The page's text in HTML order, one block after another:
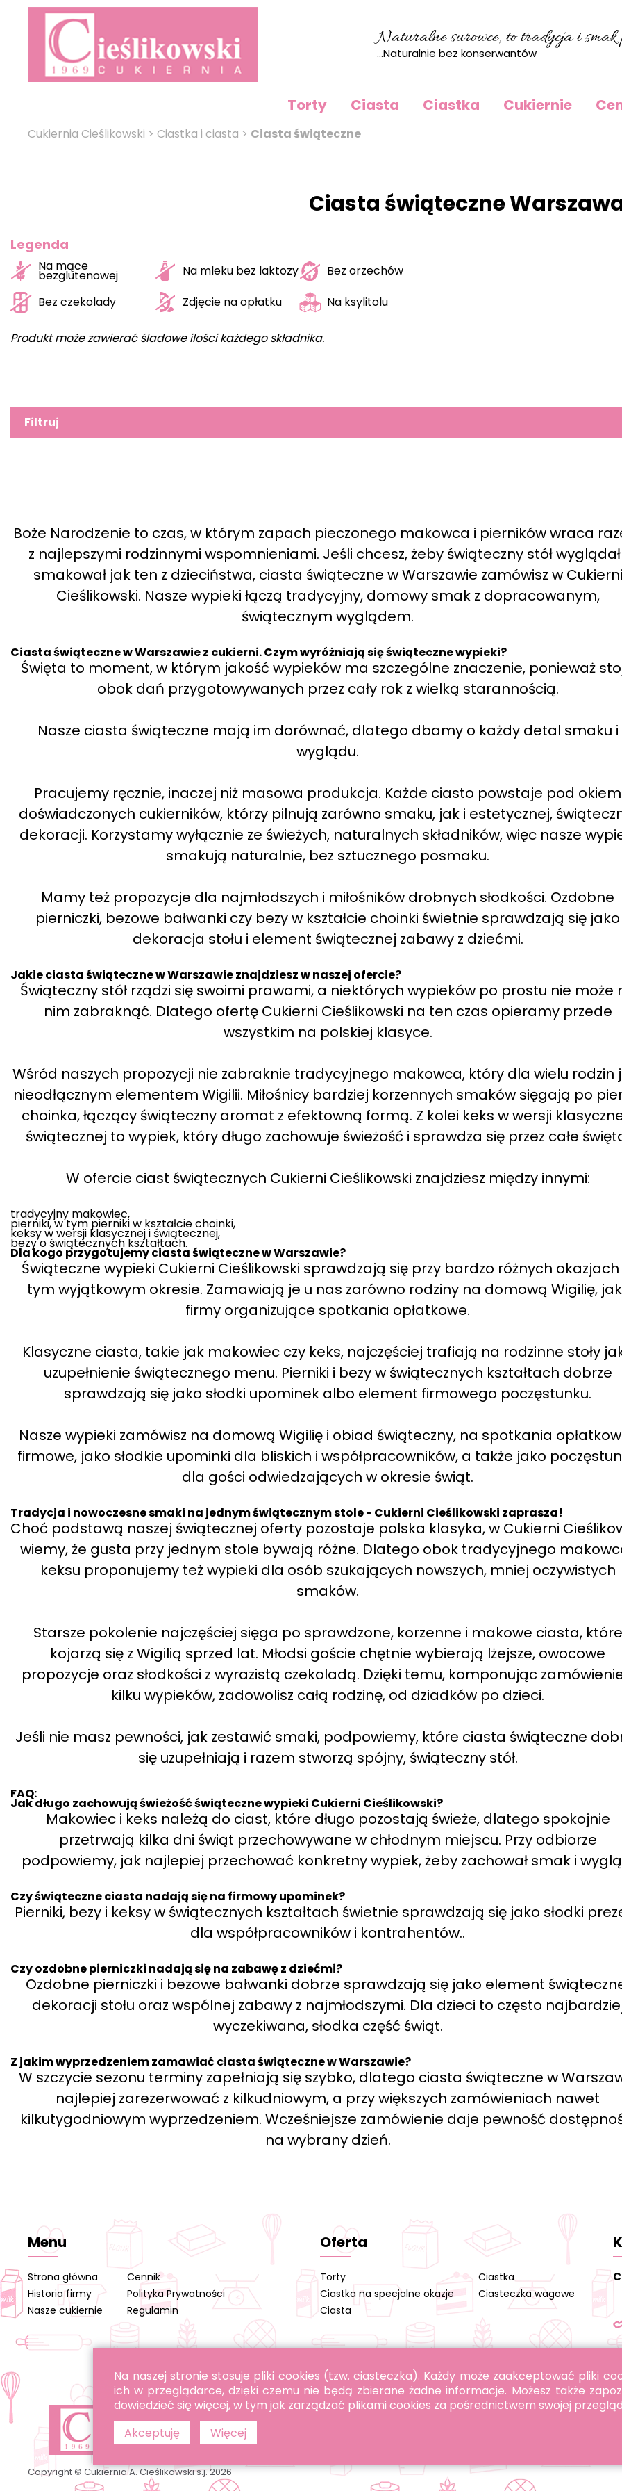
Naturalne surowce, to tradycja i smak
...Naturalnie bez konserwantów
Torty Ciasta Ciastka Cukiernie
Cukiernia Cieślikowski > Ciastka i ciasta > Ciasta świąteczne
Ciasta świąteczne
Legenda
Na mące
bezglutenowej Na mleku bez laktozy
Bez orzechów
Bez czekolady
Zdjęcie na opłatku Na ksylitolu
Produkt może zawierać śladowe ilości każdego składnika.
Filtruj
Boże Narodzenie to czas, w którym zapach pieczonego makowca i pierników wraca
z najlepszymi rodzinnymi wspomnieniami. Jeśli chcesz, żeby świąteczny stół wyglądał
smakował jak ten z dzieciństwa, ciasta świąteczne w Warszawie zamówisz w Cukierni
Cieślikowski. Nasze wypieki łączą tradycyjny, domowy smak z dopracowanym,
świątecznym wyglądem.
Ciasta świąteczne w Warszawie z cukierni. Czym wyróżniają się świąteczne wypieki?
Święta to moment, w którym jakość wypieków ma szczególne znaczenie, ponieważ
obok dań przygotowywanych przez cały rok z wielką starannością.
Nasze ciasta świąteczne mają im dorównać, dlatego dbamy o każdy detal smaku i
wyglądu.
Pracujemy ręcznie, inaczej niż masowa produkcja. Każde ciasto powstaje pod okiem
doświadczonych cukierników, którzy pilnują zarówno smaku, jak i estetycznej,
dekoracji. Korzystamy wyłącznie ze świeżych, naturalnych składników, więc nasze
smakują naturalnie, bez sztucznego posmaku.
Mamy też propozycje dla najmłodszych i miłośników drobnych słodkości. Ozdobne
pierniczki, bezowe bałwanki czy bezy w kształcie choinki świetnie sprawdzają się jako
dekoracja stołu i element świątecznej zabawy z dziećmi.
Jakie ciasta świąteczne w Warszawie znajdziesz w naszej ofercie?
Świąteczny stół rządzi się swoimi prawami, a niektórych wypieków po prostu nie może
nim zabraknąć. Dlatego ofertę Cukierni Cieślikowski na ten czas opieramy przede
wszystkim na polskiej klasyce.
Wśród naszych propozycji nie zabraknie tradycyjnego makowca, który dla wielu rodzin
nieodłącznym elementem Wigilii. Miłośnicy bardziej korzennych smaków sięgają po
choinka, łączący świąteczny aromat z efektowną formą. Z kolei keks w wersji
świątecznej to wypiek, który długo zachowuje świeżość i sprawdza się przez całe
W ofercie ciast świątecznych Cukierni Cieślikowski znajdziesz między innymi:
tradycyjny makowiec,
pierniki, w tym pierniki w kształcie choinki,
keksy w wersji klasycznej i świątecznej,
bezy o świątecznych kształtach.
Dla kogo przygotujemy ciasta świąteczne w Warszawie?
Świąteczne wypieki Cukierni Cieślikowski sprawdzają się przy bardzo różnych okazjach
tym wyjątkowym okresie. Zamawiają je u nas zarówno rodziny na domową Wigilię,
firmy organizujące spotkania opłatkowe.
Klasyczne ciasta, takie jak makowiec czy keks, najczęściej trafiają na rodzinne stoły
uzupełnienie świątecznego menu. Pierniki i bezy w świątecznych kształtach dobrze
sprawdzają się jako słodki upominek albo element firmowego poczęstunku.
Nasze wypieki zamówisz na domową Wigilię i obiad świąteczny, na spotkania
firmowe, jako słodkie upominki dla bliskich i współpracowników, a także jako
dla gości odwiedzających w okresie świąt.
Tradycja i nowoczesne smaki na jednym świątecznym stole - Cukierni Cieślikowski zaprasza!
Choć podstawą naszej świątecznej oferty pozostaje polska klasyka, w Cukierni
wiemy, że gusta przy jednym stole bywają różne. Dlatego obok tradycyjnego
keksu proponujemy też wypieki dla osób szukających nowszych, mniej oczywistych
smaków.
Starsze pokolenie najczęściej sięga po sprawdzone, korzenne i makowe ciasta, które
kojarzą się z Wigilią sprzed lat. Młodsi goście chętnie wybierają lżejsze, owocowe
propozycje oraz słodkości z wyrazistą czekoladą. Dzięki temu, komponując
kilku wypieków, zadowolisz całą rodzinę, od dziadków po dzieci.
Jeśli nie masz pewności, jak zestawić smaki, podpowiemy, które ciasta świąteczne
się uzupełniają i razem stworzą spójny, świąteczny stół.
FAQ:
Jak długo zachowują świeżość świąteczne wypieki Cukierni Cieślikowski?
Makowiec i keks należą do ciast, które długo pozostają świeże, dlatego spokojnie
przetrwają kilka dni świąt przechowywane w chłodnym miejscu. Przy odbiorze
podpowiemy, jak najlepiej przechować konkretny wypiek, żeby zachował smak i
Czy świąteczne ciasta nadają się na firmowy upominek?
Pierniki, bezy i keksy w świątecznych kształtach świetnie sprawdzają się jako słodki
dla współpracowników i kontrahentów..
Czy ozdobne pierniczki nadają się na zabawę z dziećmi?
Ozdobne pierniczki i bezowe bałwanki dobrze sprawdzają się jako element
dekoracji stołu oraz wspólnej zabawy z najmłodszymi. Dla dzieci to często
wyczekiwana, słodka część świąt.
Z jakim wyprzedzeniem zamawiać ciasta świąteczne w Warszawie?
W szczycie sezonu terminy zapełniają się szybko, dlatego ciasta świąteczne w
najlepiej zarezerwować z kilkudniowym, a przy większych zamówieniach nawet
kilkutygodniowym wyprzedzeniem. Wcześniejsze zamówienie daje pewność
na wybrany dzień.
Menu
Strona główna
Historia firmy
Nasze cukiernie
Cennik
Polityka Prywatności
Regulamin
Oferta
Torty
Ciastka na specjalne okazje
Ciasta
Ciastka
Ciasteczka wagowe
Copyright © Cukiernia A. Cieślikowski s.j. 2026
Na naszej stronie stosuje pliki cookies (tzw. ciasteczka). Każdy może zaakceptować pliki
ich w przeglądarce, dzięki czemu nie będą zbierane żadne informacje. Możesz także
dowiedzieć się więcej, w tym jak zarządzać plikami cookies za pośrednictwem swojej
Akceptuję
Więcej